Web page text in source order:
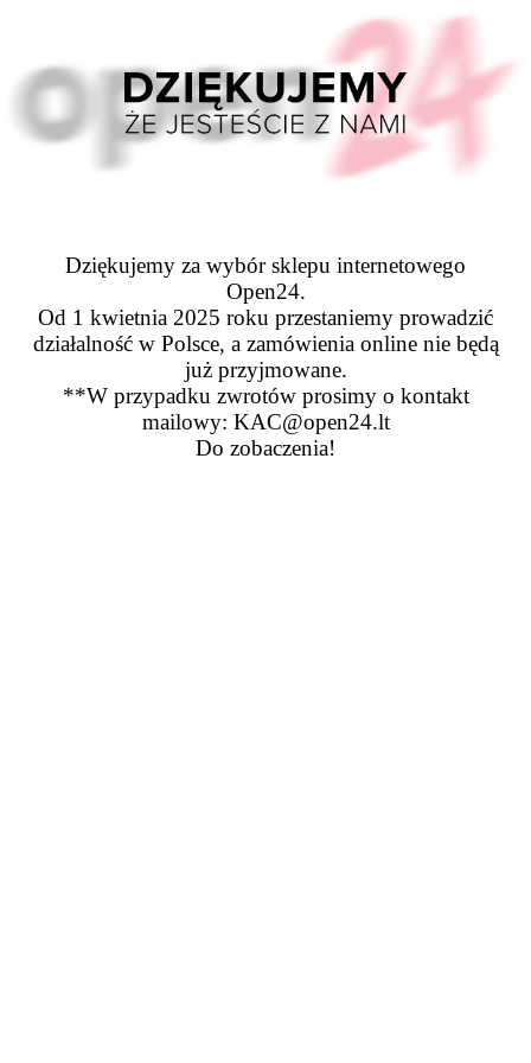
Dziękujemy za wybór sklepu internetowego
Open24.
Od 1 kwietnia 2025 roku przestaniemy prowadzić
działalność w Polsce, a zamówienia online nie będą
już przyjmowane.
**W przypadku zwrotów prosimy o kontakt
mailowy: KAC@open24.lt
Do zobaczenia!